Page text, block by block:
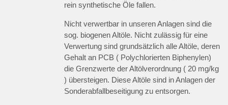
rein synthetische Öle fallen.
Nicht verwertbar in unseren Anlagen sind die
sog. biogenen Altöle. Nicht zulässig für eine
Verwertung sind grundsätzlich alle Altöle, deren
Gehalt an PCB ( Polychlorierten Biphenylen)
die Grenzwerte der Altölverordnung ( 20 mg/kg
) übersteigen. Diese Altöle sind in Anlagen der
Sonderabfallbeseitigung zu entsorgen.